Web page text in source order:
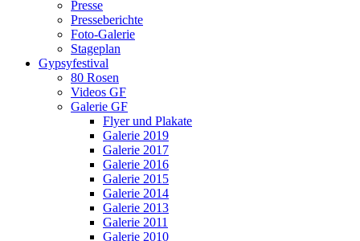
Presse
Presseberichte
Foto-Galerie
Stageplan
Gypsyfestival
80 Rosen
Videos GF
Galerie GF
Flyer und Plakate
Galerie 2019
Galerie 2017
Galerie 2016
Galerie 2015
Galerie 2014
Galerie 2013
Galerie 2011
Galerie 2010